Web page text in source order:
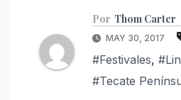
Por Thom Carter
MAY 30, 2017
#Festivales,
#Tecate